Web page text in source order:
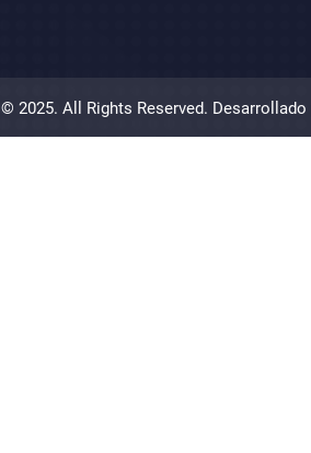
© 2025. All Rights Reserved. Desarrollado